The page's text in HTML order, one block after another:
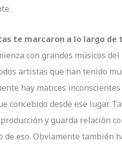
te marcaron a lo largo de
con grandes músicos
artistas que han tenido
hay matices
concebido desde ese lugar.
y guarda relación
de eso. Obviamente también